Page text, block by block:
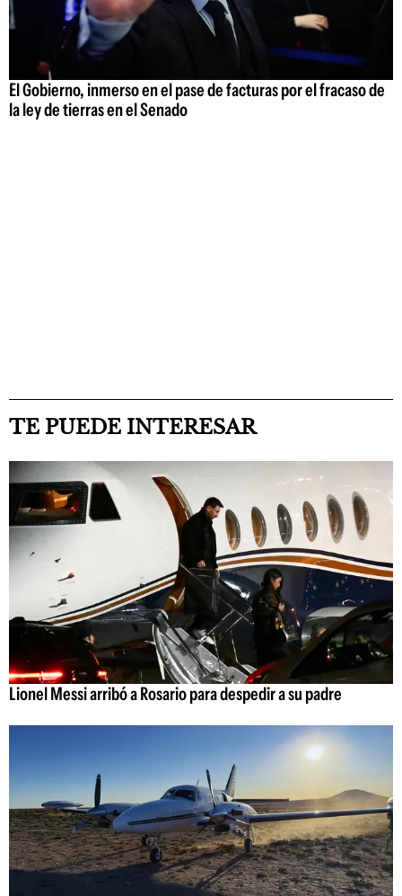
El Gobierno, inmerso en el pase de facturas por el fracaso de
la ley de tierras en el Senado
TE PUEDE INTERESAR
Lionel Messi arribó a Rosario para despedir a su padre